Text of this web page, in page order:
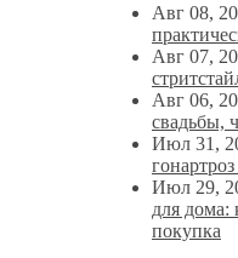
Авг 08,
Авг 07,
Авг 06,
свадьбы,
Июл 31,
Июл 29,
для дома:
покупка